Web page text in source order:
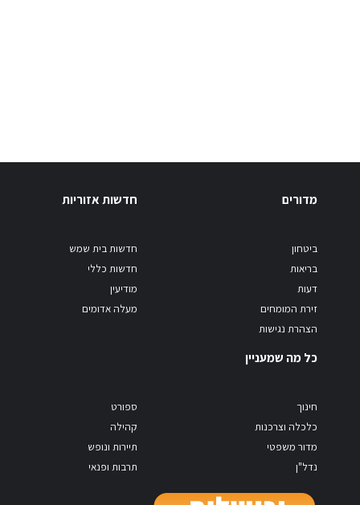
מדורים
ביטחון
בריאות
דעות
זירת המומחים
הצהרת נגישות
חדשות אזוריות
חדשות בית שמש
חדשות כללי
מודיעין
מעלה אדומים
כל מה שמעניין
חינוך
כלכלה וצרכנות
מדור משפטי
נדל"ן
ספורט
קהילה
תיירות ונופש
תרבות ופנאי